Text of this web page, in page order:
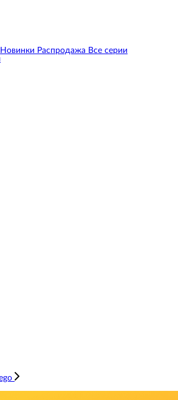
Новинки Распродажа Все серии